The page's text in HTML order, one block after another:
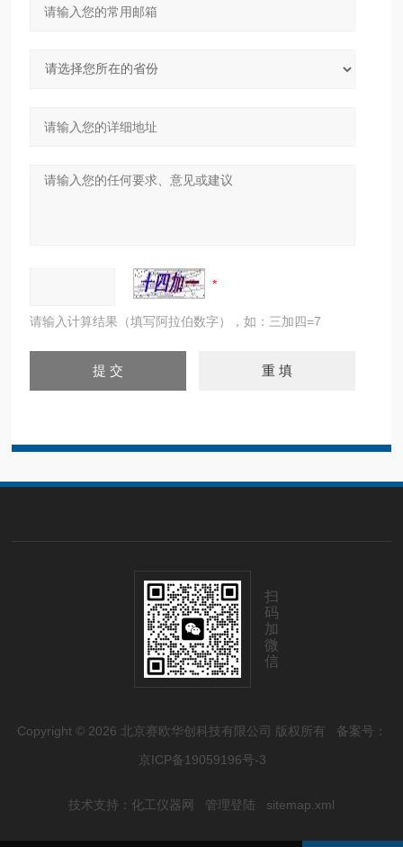
请输入计算结果（填写阿拉伯数字），如：三加四=7
扫
码
加
微
信
Copyright © 2026 北京赛欧华创科技有限公司 版权所有 备案号：
京ICP备19059196号-3
技术支持： 化工仪器网 管理登陆 sitemap.xml